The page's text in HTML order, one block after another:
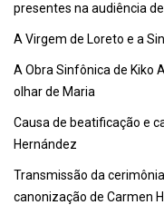
presentes na audiência
A Virgem de Loreto e a
A Obra Sinfônica de Kiko
olhar de Maria
Causa de beatificação e
Hernández
Transmissão da
canonização de Carmen